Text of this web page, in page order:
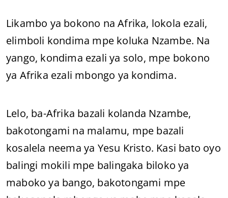
Likambo ya bokono na Afrika, lokola ezali,
elimboli kondima mpe koluka Nzambe. Na
yango, kondima ezali ya solo, mpe bokono
ya Afrika ezali mbongo ya kondima.
Lelo, ba-Afrika bazali kolanda Nzambe,
bakotongami na malamu, mpe bazali
kosalela neema ya Yesu Kristo. Kasi bato oyo
balingi mokili mpe balingaka biloko ya
maboko ya bango, bakotongami mpe